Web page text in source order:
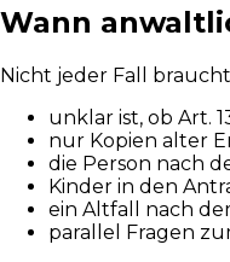
Wann
Nicht jeder Fall
unklar ist, ob Art.
nur Kopien alter
die Person nach
Kinder in den
ein Altfall nach
parallel Fragen